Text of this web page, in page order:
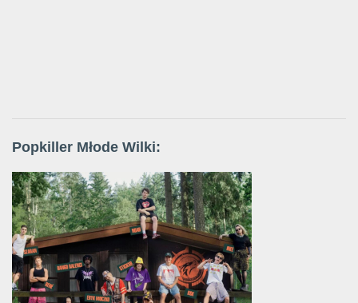
Popkiller Młode Wilki: